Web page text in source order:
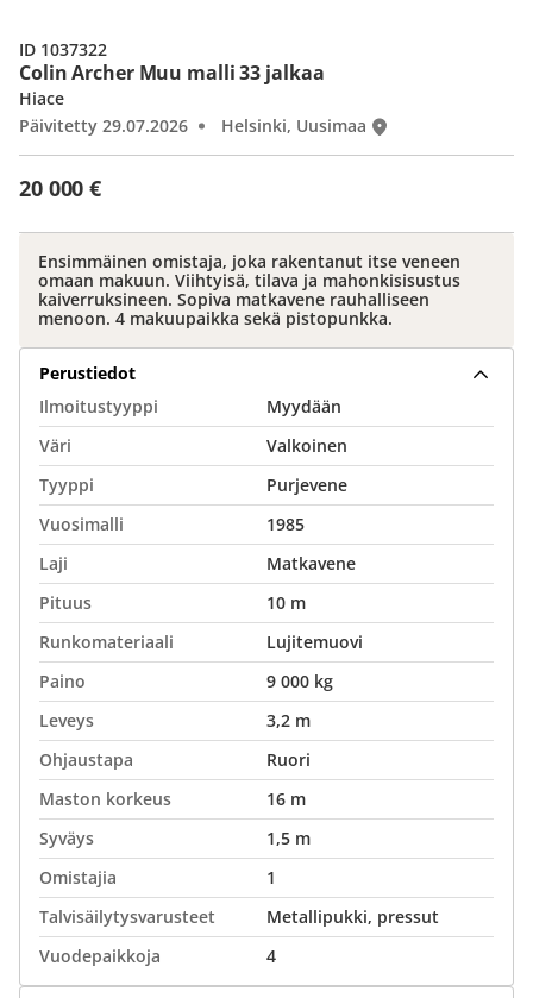
Colin Archer Muu malli 33 jalkaa
20 000 €
Hiace
Päivitetty 29.07.2026
Helsinki, Uusimaa
ID 1037322
Ensimmäinen omistaja, joka rakentanut itse veneen
omaan makuun. Viihtyisä, tilava ja mahonkisisustus
kaiverruksineen. Sopiva matkavene rauhalliseen
menoon. 4 makuupaikka sekä pistopunkka.
Perustiedot
Ilmoitustyyppi
Myydään
Väri
Valkoinen
Tyyppi
Purjevene
Vuosimalli
1985
Laji
Matkavene
Pituus
10 m
Runkomateriaali
Lujitemuovi
Paino
9 000 kg
Leveys
3,2 m
Ohjaustapa
Ruori
Maston korkeus
16 m
Syväys
1,5 m
Omistajia
1
Talvisäilytysvarusteet
Metallipukki, pressut
Vuodepaikkoja
4